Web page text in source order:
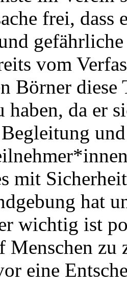
frei,
vom
Börner diese
haben, da er
mit
hat
wichtig ist
Menschen
eine